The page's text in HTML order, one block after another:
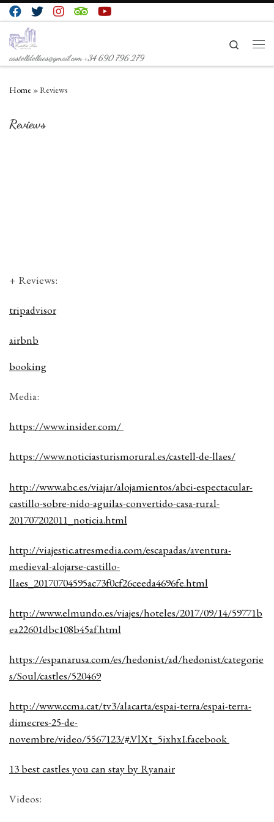
Skip to content
castelldellaes@gmail.com +34 690 796 279
Search
Home »Reviews
Reviews
+ Reviews:
tripadvisor
airbnb
booking
Media:
https://www.insider.com/
https://www.noticiasturismorural.es/castell-de-llaes/
http://www.abc.es/viajar/alojamientos/abci-espectacular-
castillo-sobre-nido-aguilas-convertido-casa-rural-
201707202011_noticia.html
http://viajestic.atresmedia.com/escapadas/aventura-
medieval-alojarse-castillo-
llaes_20170704595ac73f0cf26ceeda4696fe.html
http://www.elmundo.es/viajes/hoteles/2017/09/14/59771b
ea22601dbc108b45af.html
https://espanarusa.com/es/hedonist/ad/hedonist/categorie
s/Soul/castles/520469
http://www.ccma.cat/tv3/alacarta/espai-terra/espai-terra-
dimecres-25-de-
novembre/video/5567123/#.VlXt_5ixhxI.facebook
13 best castles you can stay by Ryanair
Videos: